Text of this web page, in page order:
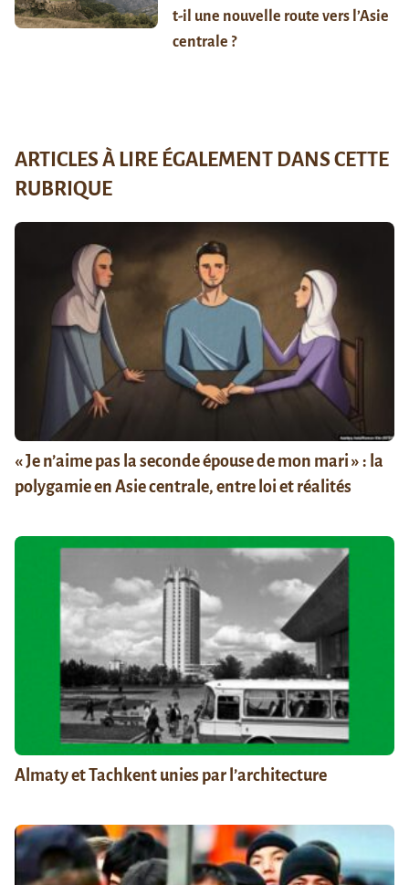
t-il une nouvelle route vers l’Asie
centrale ?
ARTICLES À LIRE ÉGALEMENT DANS CETTE
RUBRIQUE
« Je n’aime pas la seconde épouse de mon mari » : la
polygamie en Asie centrale, entre loi et réalités
Almaty et Tachkent unies par l’architecture